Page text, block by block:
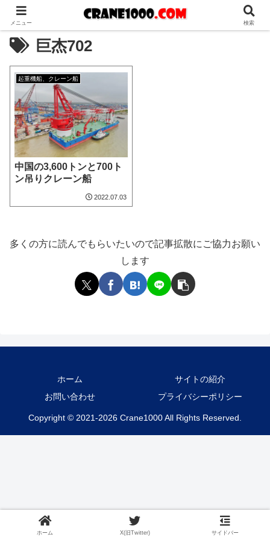
巨杰702
起重機船、クレーン船
中国の3,600トンと700ト
ン吊りクレーン船
2022.07.03
多くの方に読んでもらいたいので記事拡散にご協力お願い
します
ホーム
サイトの紹介
お問い合わせ
プライバシーポリシー
Copyright © 2021-2026 Crane1000 All Rights Reserved.
メニュー 検索
ホーム X(旧Twitter) サイドバー